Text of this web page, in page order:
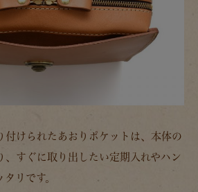
付けられたあおりポケットは、本体の
、すぐに取り出したい定期入れやハン
リです。